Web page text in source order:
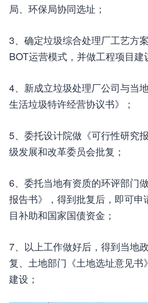
局、环保局协同选址；
3、确定垃圾综合处理厂工艺方案
BOT运营模式，并做工程项目建
4、新成立垃圾处理厂公司与当
生活垃圾特许经营协议书》；
5、委托设计院做《可行性研究
级发展和改革委员会批复；
6、委托当地有资质的环评部门
报告书》，得到批复后，即可申
目补助和国家国债资金；
7、以上工作做好后，得到当地
复、土地部门《土地选址意见书
建设；